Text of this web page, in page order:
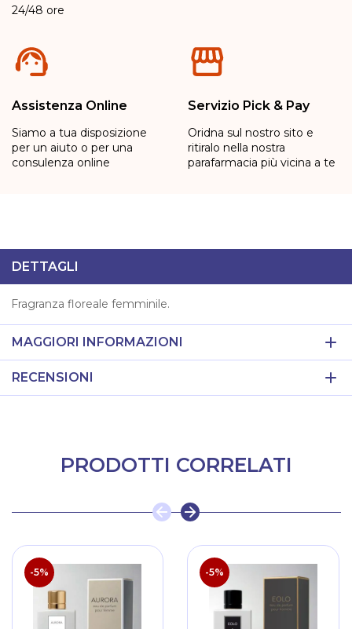
24/48 ore
Assistenza Online
Siamo a tua disposizione
per un aiuto o per una
consulenza online
Servizio Pick & Pay
Oridna sul nostro sito e
ritiralo nella nostra
parafarmacia più vicina a te
DETTAGLI
Fragranza floreale femminile.
MAGGIORI INFORMAZIONI
RECENSIONI
PRODOTTI CORRELATI
-5% -5%